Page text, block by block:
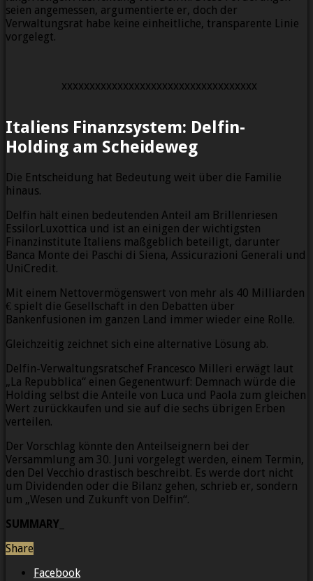
seien angemessen, argumentierte er, doch der
Verwaltungsrat habe keine einheitliche, transparente Linie
vorgelegt.
xxxxxxxxxxxxxxxxxxxxxxxxxxxxxxxxxxx
Italiens Finanzsystem: Delfin-
Holding am Scheideweg
Die Entscheidung hat Bedeutung weit über die Familie
hinaus.
Delfin hält einen bedeutenden Anteil am Brillenriesen
EssilorLuxottica und ist an einigen der wichtigsten
Finanzinstitute Italiens maßgeblich beteiligt, darunter
Banca Monte dei Paschi di Siena, Assicurazioni Generali und
UniCredit.
Mit einem Nettovermögenswert von mehr als 40 Milliarden
€ spielt die Gesellschaft in den Debatten über
Bankenfusionen im ganzen Land immer wieder eine Rolle.
Gleichzeitig zeichnet sich eine alternative Lösung ab.
Delfin-Verwaltungsratschef Francesco Milleri erwägt laut
„La Repubblica“ einen Gegenentwurf: Demnach würde die
Holding selbst die Anteile von Luca und Paola zum gleichen
Wert zurückkaufen und sie auf die sechs übrigen Erben
verteilen.
Der Vorschlag könnte den Anteilseignern bei der
Versammlung am 30. Juni vorgelegt werden, einem Termin,
den Del Vecchio drastisch beschreibt. Es werde dort nicht
um Dividenden oder die Bilanz gehen, schrieb er, sondern
um „Wesen und Zukunft von Delfin“.
SUMMARY_
Share
Facebook